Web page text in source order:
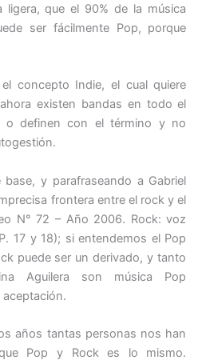
ligera, que el 90% de la música
ser fácilmente Pop, porque
concepto Indie, el cual quiere
existen bandas en todo el
o definen con el término y no
y parafraseando a Gabriel
frontera entre el rock y el
N° 72 – Año 2006. Rock: voz
17 y 18); si entendemos el Pop
puede ser un derivado, y tanto
Aguilera son música Pop
años tantas personas nos han
Pop y Rock es lo mismo.